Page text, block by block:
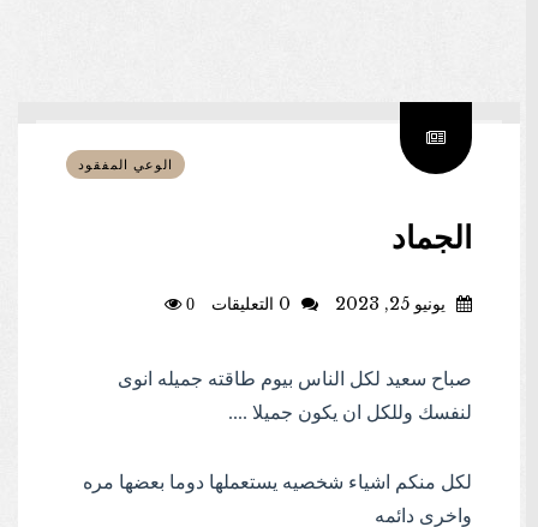
الوعي المفقود
الجماد
يونيو 25, 2023 0 التعليقات 0
صباح سعيد لكل الناس بيوم طاقته جميله انوى
لنفسك وللكل ان يكون جميلا ....
لكل منكم اشياء شخصيه يستعملها دوما بعضها مره
واخرى دائمه